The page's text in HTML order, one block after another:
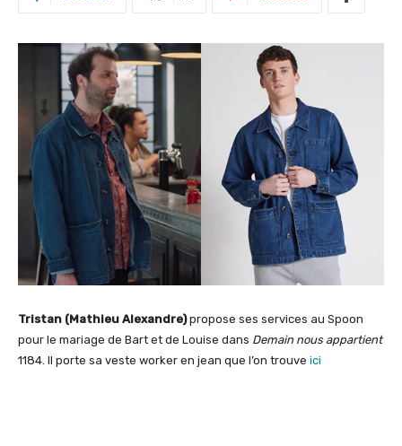
Tristan (Mathieu Alexandre)propose ses services au Spoon
pour le mariage de Bart et de Louise dans Demain nous appartient
1184. Il porte sa veste worker en jean que l’on trouve ici